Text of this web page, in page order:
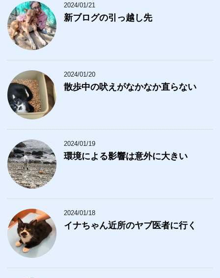
2024/01/21
新ブログの引っ越し先
2024/01/20
散歩中の吠えがなかなか直らない
2024/01/19
環境による影響は意外に大きい
2024/01/18
イナちゃん近所のヤブ医者に行く